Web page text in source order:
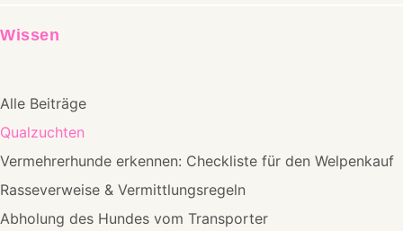
Wissen
Alle Beiträge
Qualzuchten
Vermehrerhunde erkennen: Checkliste für den Welpenkauf
Rasseverweise & Vermittlungsregeln
Abholung des Hundes vom Transporter